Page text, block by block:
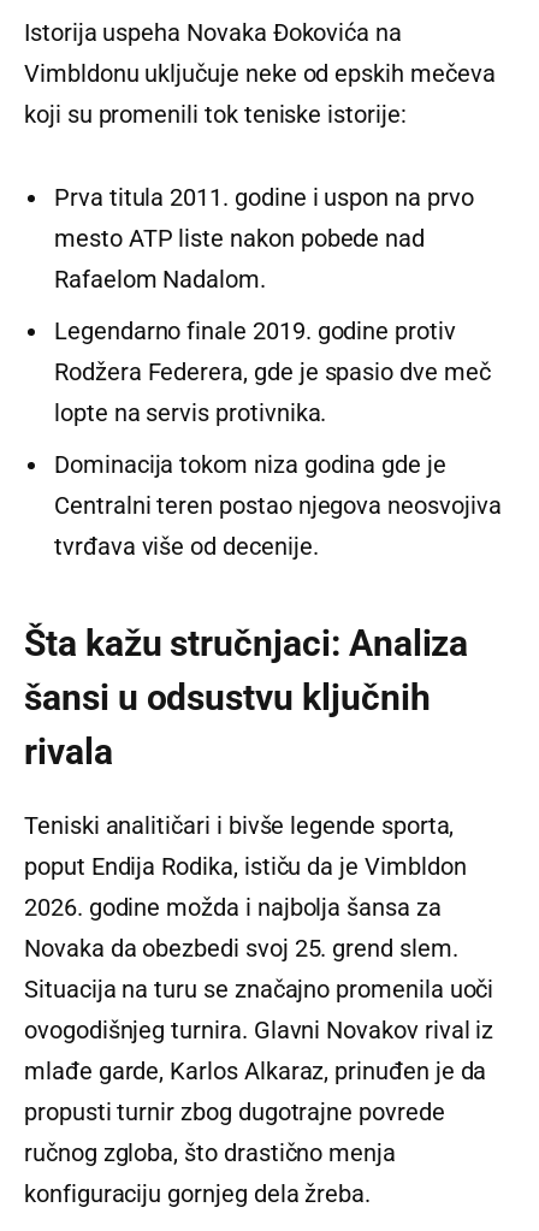
Istorija uspeha Novaka Đokovića na
Vimbldonu uključuje neke od epskih mečeva
koji su promenili tok teniske istorije:
Prva titula 2011. godine i uspon na prvo
mesto ATP liste nakon pobede nad
Rafaelom Nadalom.
Legendarno finale 2019. godine protiv
Rodžera Federera, gde je spasio dve meč
lopte na servis protivnika.
Dominacija tokom niza godina gde je
Centralni teren postao njegova neosvojiva
tvrđava više od decenije.
Šta kažu stručnjaci: Analiza
šansi u odsustvu ključnih
rivala
Teniski analitičari i bivše legende sporta,
poput Endija Rodika, ističu da je Vimbldon
2026. godine možda i najbolja šansa za
Novaka da obezbedi svoj 25. grend slem.
Situacija na turu se značajno promenila uoči
ovogodišnjeg turnira. Glavni Novakov rival iz
mlađe garde, Karlos Alkaraz, prinuđen je da
propusti turnir zbog dugotrajne povrede
ručnog zgloba, što drastično menja
konfiguraciju gornjeg dela žreba.